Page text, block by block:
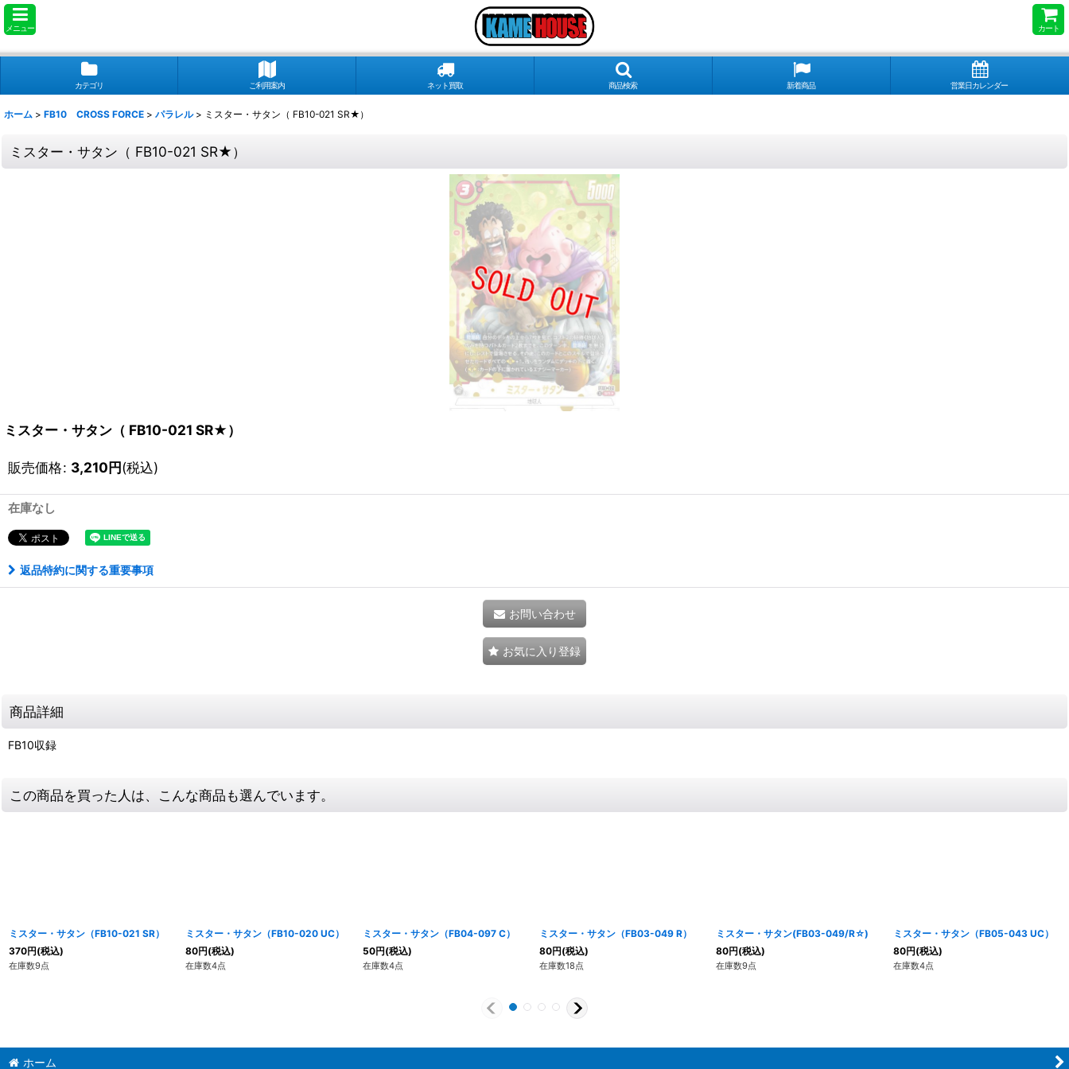
メニュー カート
カテゴリ ご利用案内 ネット買取 商品検索 新着商品 営業日カレンダー
ホーム > FB10 CROSS FORCE > パラレル > ミスター・サタン（ FB10-021 SR★）
ミスター・サタン（ FB10-021 SR★）
ミスター・サタン（ FB10-021 SR★）
販売価格: 3,210円(税込)
在庫なし
返品特約に関する重要事項
お問い合わせ
お気に入り登録
商品詳細
FB10収録
この商品を買った人は、こんな商品も選んでいます。
ミスター・サタン（FB10-021 SR）
370円(税込)
在庫数9点
ミスター・サタン（FB10-020 UC）
80円(税込)
在庫数4点
ミスター・サタン（FB04-097 C）
50円(税込)
在庫数4点
ミスター・サタン（FB03-049 R）
80円(税込)
在庫数18点
ミスター・サタン(FB03-049/R☆)
80円(税込)
在庫数9点
ミスター・サタン（FB05-043 UC）
80円(税込)
在庫数4点
ホーム